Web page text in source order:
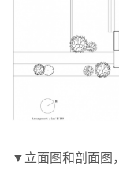
▼立面图和剖面图